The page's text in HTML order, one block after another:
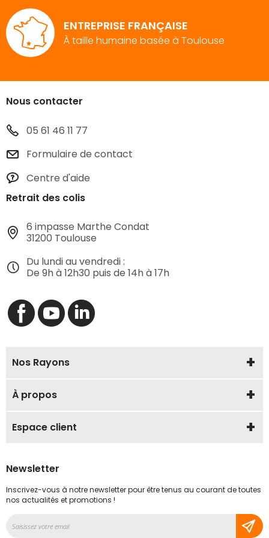
ENTREPRISE FRANÇAISE
À taille humaine basée à Toulouse
Nous contacter
05 61 46 11 77
Formulaire de contact
Centre d'aide
Retrait des colis
6 impasse Marthe Condat
31200 Toulouse
Du lundi au vendredi :
De 9h à 12h30 puis de 14h à 17h
Nos Rayons
À propos
Espace client
Newsletter
Inscrivez-vous à notre newsletter pour être tenus au courant de toutes
nos actualités et promotions !